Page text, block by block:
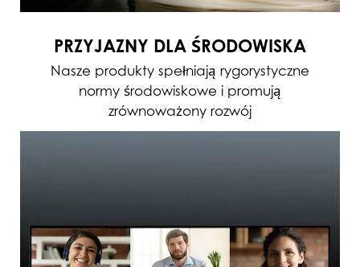
PRZYJAZNY DLA ŚRODOWISKA
Nasze produkty spełniają rygorystyczne
normy środowiskowe i promują
zrównoważony rozwój